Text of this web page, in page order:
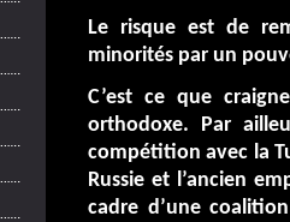
Le risque est de
minorités par un
C’est ce que
orthodoxe. Par
compétition avec la
Russie et l’ancien
cadre d’une